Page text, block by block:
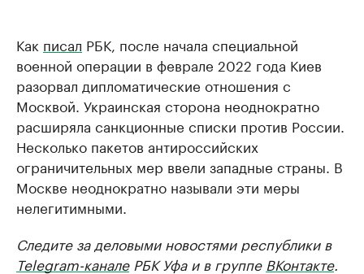
Как писал РБК, после начала специальной
военной операции в феврале 2022 года Киев
разорвал дипломатические отношения с
Москвой. Украинская сторона неоднократно
расширяла санкционные списки против России.
Несколько пакетов антироссийских
ограничительных мер ввели западные страны. В
Москве неоднократно называли эти меры
нелегитимными.
Следите за деловыми новостями республики в
Telegram-каналеРБК Уфа и в группе ВКонтакте.